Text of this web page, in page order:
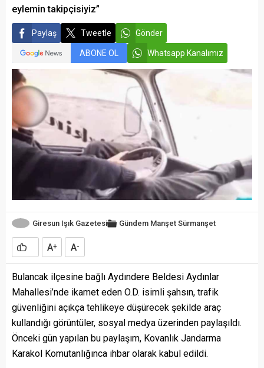
eylemin takipçisiyiz”
Paylaş Tweetle Gönder
ABONE OL Whatsapp Kanalımız
Giresun Işık Gazetesi Gündem Manşet Sürmanşet
A+ A-
Bulancak ilçesine bağlı Aydındere Beldesi Aydınlar
Mahallesi’nde ikamet eden O.D. isimli şahsın, trafik
güvenliğini açıkça tehlikeye düşürecek şekilde araç
kullandığı görüntüler, sosyal medya üzerinden paylaşıldı.
Önceki gün yapılan bu paylaşım, Kovanlık Jandarma
Karakol Komutanlığınca ihbar olarak kabul edildi.